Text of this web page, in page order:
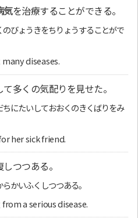
気を治療することができる。
びょうきをちりょうすることがで
diseases.
多くの気配りを見せた。
にたいしておおくのきくばりをみ
her sick friend.
つつある。
かいふくしつつある。
a serious disease.